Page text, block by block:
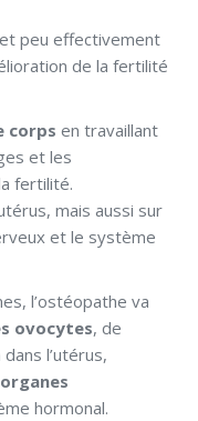
peu effectivement
de la fertilité
corps en travaillant
et les
fertilité.
mais aussi sur
et le système
l’ostéopathe va
ovocytes, de
l’utérus,
hormonal.